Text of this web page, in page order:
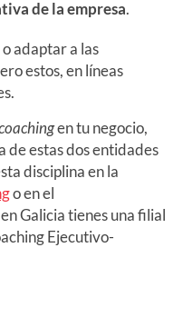
de la empresa.
adaptar a las
estos, en líneas
en tu negocio,
de estas dos entidades
disciplina en la
o en el
Galicia tienes una filial
Ejecutivo-